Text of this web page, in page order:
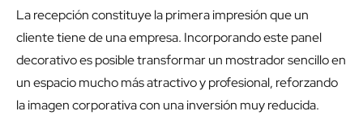
La recepción constituye la primera impresión que un
cliente tiene de una empresa. Incorporando este panel
decorativo es posible transformar un mostrador sencillo en
un espacio mucho más atractivo y profesional, reforzando
la imagen corporativa con una inversión muy reducida.